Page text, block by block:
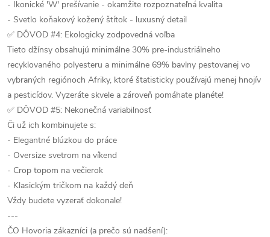
- Ikonické 'W' prešívanie - okamžite rozpoznateľná kvalita
- Svetlo koňakový kožený štítok - luxusný detail
✅ DÔVOD #4: Ekologicky zodpovedná voľba
Tieto džínsy obsahujú minimálne 30% pre-industriálneho
recyklovaného polyesteru a minimálne 69% bavlny pestovanej vo
vybraných regiónoch Afriky, ktoré štatisticky používajú menej hnojív
a pesticídov. Vyzeráte skvele a zároveň pomáhate planéte!
✅ DÔVOD #5: Nekonečná variabilnosť
Či už ich kombinujete s:
- Elegantné blúzkou do práce
- Oversize svetrom na víkend
- Crop topom na večierok
- Klasickým tričkom na každý deň
Vždy budete vyzerať dokonale!
---
ČO Hovoria zákazníci (a prečo sú nadšení):